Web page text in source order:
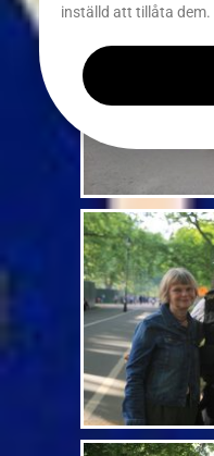
inställd att tillåta dem.